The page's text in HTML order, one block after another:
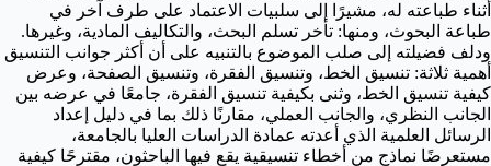
أثناء طباعته له، مشيرًا إلى سلبيات الاعتماد على طرف آخر في
طباعة البحوث، ومنها: تأخر تسلم البحث، والتكاليف المادية، وغيرها.
ودلف فضيلته إلى صلب الموضوع بالتنبيه على أن أكثر جوانب التنسيق
أهمية ثلاثة: تنسيق الخط، وتنسيق الفقرة، وتنسيق الصفحة، وعرض
كيفية تنسيق الخط، وثنى بكيفية تنسيق الفقرة، جامعًا في عرضه بين
الجانب النظري، والجانب العملي، مقارنًا ذلك بما في دليل إعداد
الرسائل العلمية الذي أعدته عمادة الدراسات العليا بالجامعة،
مستعرضًا نماذج من أخطاء تنسيقية يقع فيها الباحثون، مقترحًا كيفية